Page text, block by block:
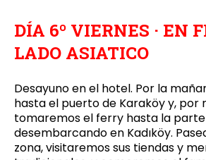
DÍA 6º VIERNES · EN
LADO ASIATICO
Desayuno en el hotel. Por la
hasta el puerto de Karaköy y, por
tomaremos el ferry hasta la
desembarcando en Kadıköy.
zona, visitaremos sus tiendas y